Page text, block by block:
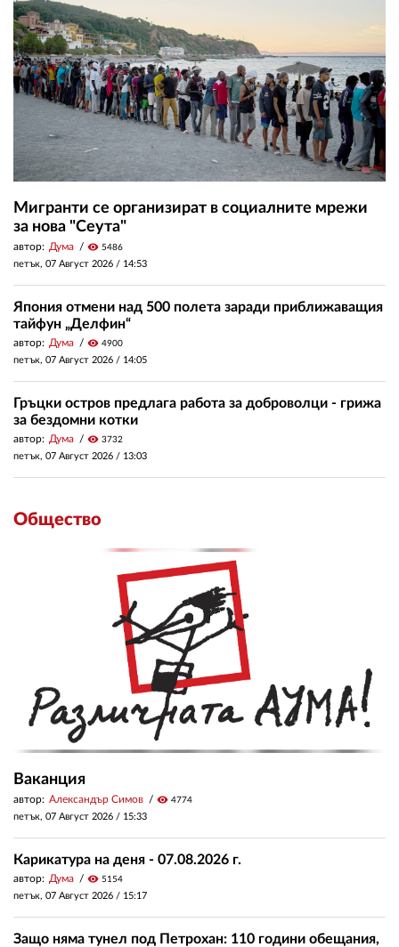
Мигранти се организират в социалните мрежи
за нова "Сеута"
автор: Дума visibility 5486
петък, 07 Август 2026 / 14:53
Япония отмени над 500 полета заради приближаващия
тайфун „Делфин“
автор: Дума visibility 4900
петък, 07 Август 2026 / 14:05
Гръцки остров предлага работа за доброволци - грижа
за бездомни котки
автор: Дума visibility 3732
петък, 07 Август 2026 / 13:03
Общество
Ваканция
автор: Александър Симов visibility 4774
петък, 07 Август 2026 / 15:33
Карикатура на деня - 07.08.2026 г.
автор: Дума visibility 5154
петък, 07 Август 2026 / 15:17
Защо няма тунел под Петрохан: 110 години обещания,